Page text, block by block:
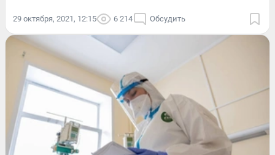
29 октября, 2021, 12:15 6 214 Обсудить